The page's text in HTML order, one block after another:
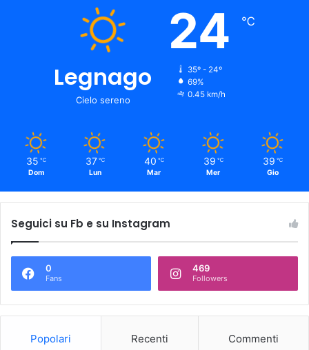
Legnago
Cielo sereno
24 ℃
35º - 24º
69%
0.45 km/h
35 ℃
Dom
37 ℃
Lun
40 ℃
Mar
39 ℃
Mer
39 ℃
Gio
Seguici su Fb e su Instagram
0
Fans
469
Followers
Popolari Recenti Commenti